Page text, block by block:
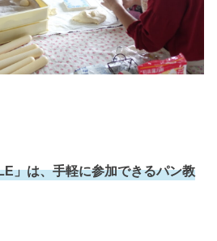
」は、手軽に参加できるパン教